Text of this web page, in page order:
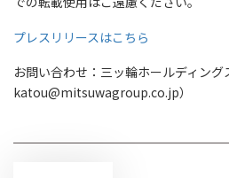
プレスリリースはこちら
お問い合わせ：三ッ輪ホールディン
katou@mitsuwagroup.co.jp）